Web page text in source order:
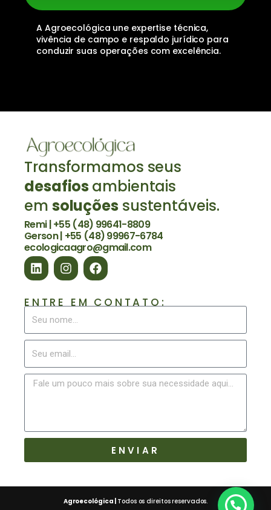
A Agroecológica une expertise técnica,
vivência de campo e respaldo jurídico para
conduzir suas operações com excelência.
Transformamos seus
desafios ambientais
em soluções sustentáveis.
Remi | +55 (48) 99641-8809
Gerson | +55 (48) 99967-6784
ecologicaagro@gmail.com
ENTRE EM CONTATO:
ENVIAR
Agroecológica | Todos os direitos reservados.